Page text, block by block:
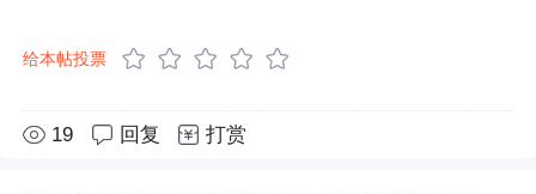
给本帖投票
19 回复 打赏